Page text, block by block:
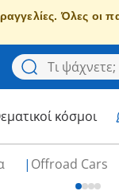
Όλες οι
κόσμοι
Offroad Cars